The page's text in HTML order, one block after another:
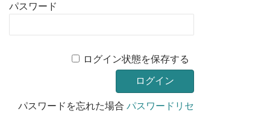
パスワード
ログイン状態を保存する
パスワードを忘れた場合パスワードリセ